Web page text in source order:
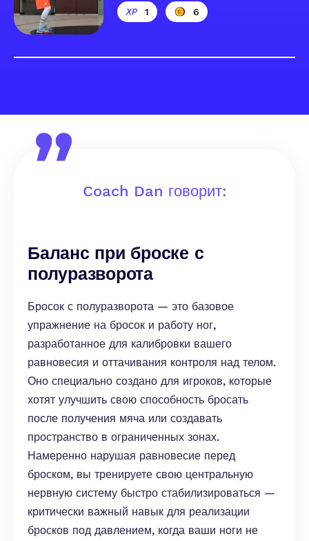
1 6
Coach Dan говорит:
Баланс при броске с
полуразворота
Бросок с полуразворота — это базовое
упражнение на бросок и работу ног,
разработанное для калибровки вашего
равновесия и оттачивания контроля над телом.
Оно специально создано для игроков, которые
хотят улучшить свою способность бросать
после получения мяча или создавать
пространство в ограниченных зонах.
Намеренно нарушая равновесие перед
броском, вы тренируете свою центральную
нервную систему быстро стабилизироваться —
критически важный навык для реализации
бросков под давлением, когда ваши ноги не